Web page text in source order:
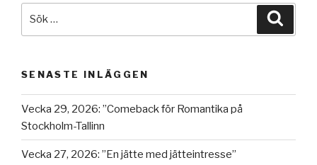
SENASTE INLÄGGEN
Vecka 29, 2026: ”Comeback för Romantika på
Stockholm-Tallinn
Vecka 27, 2026: ”En jätte med jätteintresse”